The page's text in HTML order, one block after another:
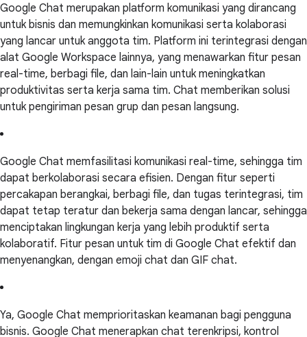
Google Chat merupakan platform komunikasi yang dirancang
untuk bisnis dan memungkinkan komunikasi serta kolaborasi
yang lancar untuk anggota tim. Platform ini terintegrasi dengan
alat Google Workspace lainnya, yang menawarkan fitur pesan
real-time, berbagi file, dan lain-lain untuk meningkatkan
produktivitas serta kerja sama tim. Chat memberikan solusi
untuk pengiriman pesan grup dan pesan langsung.
Google Chat memfasilitasi komunikasi real-time, sehingga tim
dapat berkolaborasi secara efisien. Dengan fitur seperti
percakapan berangkai, berbagi file, dan tugas terintegrasi, tim
dapat tetap teratur dan bekerja sama dengan lancar, sehingga
menciptakan lingkungan kerja yang lebih produktif serta
kolaboratif. Fitur pesan untuk tim di Google Chat efektif dan
menyenangkan, dengan emoji chat dan GIF chat.
Ya, Google Chat memprioritaskan keamanan bagi pengguna
bisnis. Google Chat menerapkan chat terenkripsi, kontrol